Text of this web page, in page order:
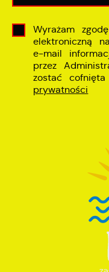
Wyrażam
elektroniczną
e-mail
przez
zostać
prywatności